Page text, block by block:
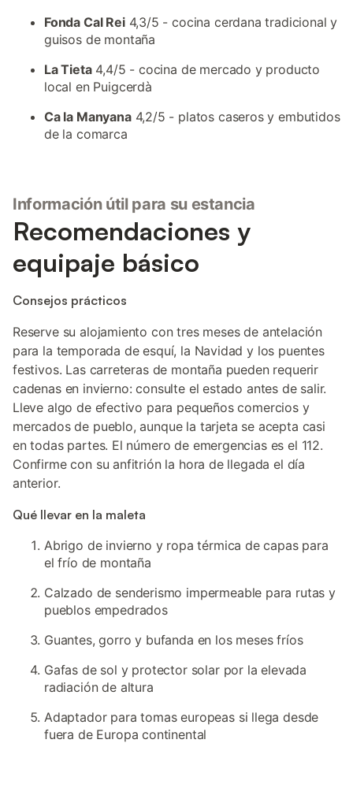
Fonda Cal Rei4,3/5 - cocina cerdana tradicional y
guisos de montaña
La Tieta4,4/5 - cocina de mercado y producto
local en Puigcerdà
Ca la Manyana4,2/5 - platos caseros y embutidos
de la comarca
Información útil para su estancia
Recomendaciones y
equipaje básico
Consejos prácticos
Reserve su alojamiento con tres meses de antelación
para la temporada de esquí, la Navidad y los puentes
festivos. Las carreteras de montaña pueden requerir
cadenas en invierno: consulte el estado antes de salir.
Lleve algo de efectivo para pequeños comercios y
mercados de pueblo, aunque la tarjeta se acepta casi
en todas partes. El número de emergencias es el 112.
Confirme con su anfitrión la hora de llegada el día
anterior.
Qué llevar en la maleta
Abrigo de invierno y ropa térmica de capas para
el frío de montaña
Calzado de senderismo impermeable para rutas y
pueblos empedrados
Guantes, gorro y bufanda en los meses fríos
Gafas de sol y protector solar por la elevada
radiación de altura
Adaptador para tomas europeas si llega desde
fuera de Europa continental